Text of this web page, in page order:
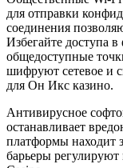
для отправки
соединения
Избегайте доступа
общедоступные
шифруют сетевое и
для Он Икс казино.
Антивирусное
останавливает
платформы находит
барьеры